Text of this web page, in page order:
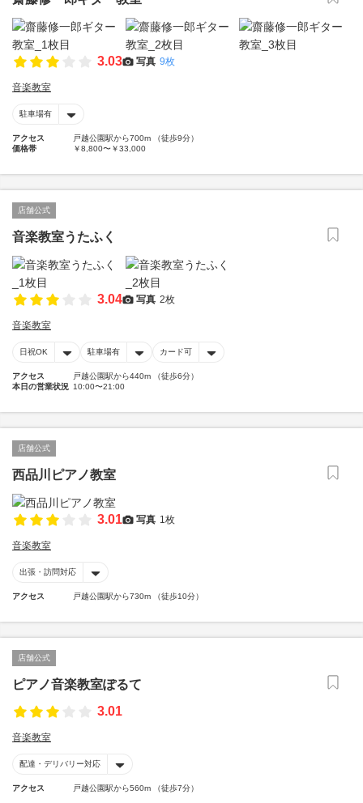
3.03 写真 9枚
音楽教室
駐車場有
アクセス
戸越公園駅から700m （徒歩9分）
価格帯
￥8,800〜￥33,000
店舗公式
音楽教室うたふく
3.04 写真 2枚
音楽教室
日祝OK 駐車場有 カード可
アクセス
戸越公園駅から440m （徒歩6分）
本日の営業状況 10:00〜21:00
店舗公式
西品川ピアノ教室
3.01 写真 1枚
音楽教室
出張・訪問対応
アクセス 戸越公園駅から730m （徒歩10分）
店舗公式
ピアノ音楽教室ぽるて
3.01
音楽教室
配達・デリバリー対応
アクセス 戸越公園駅から560m （徒歩7分）